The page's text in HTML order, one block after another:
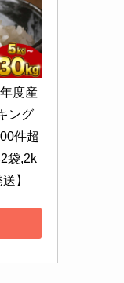
度産
ング
件超
袋,2k
】